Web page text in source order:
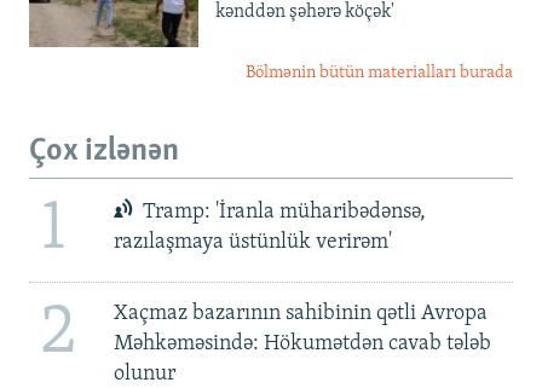
kənddən şəhərə köçək'
Bölmənin bütün materialları burada
Çox izlənən
1
Tramp: 'İranla müharibədənsə,
razılaşmaya üstünlük verirəm'
2
Xaçmaz bazarının sahibinin qətli Avropa
Məhkəməsində: Hökumətdən cavab tələb
olunur